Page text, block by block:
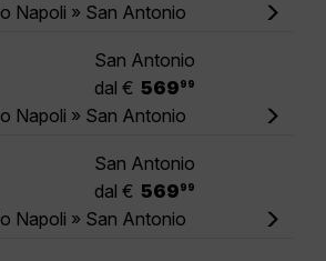
Napoli » San Antonio
San Antonio
dal € 569 99
Napoli » San Antonio
San Antonio
dal € 569 99
Napoli » San Antonio